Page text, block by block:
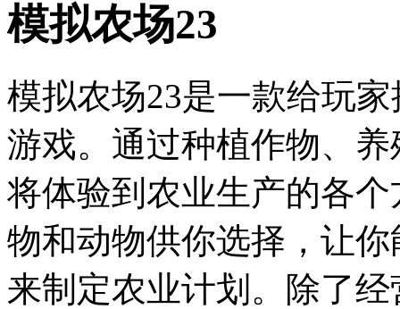
模拟农场23
模拟农场23是一款给玩
游戏。通过种植作物、
将体验到农业生产的各
物和动物供你选择，让
来制定农业计划。除了